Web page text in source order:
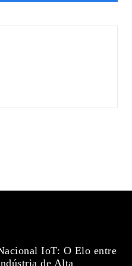
IoT: O Elo entre
de Alta